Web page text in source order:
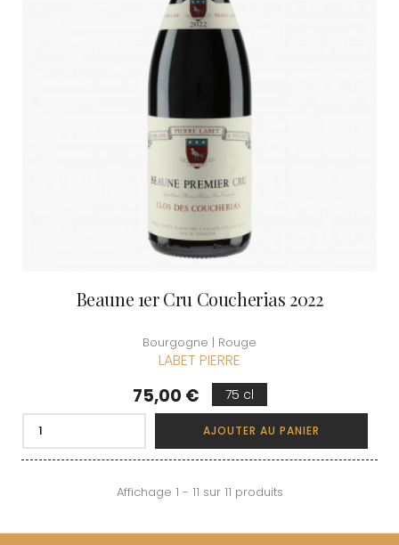
Beaune 1er Cru Coucherias 2022
Bourgogne | Rouge
LABET PIERRE
Prix
75,00 € 75 cl
AJOUTER AU PANIER
Affichage 1 - 11 sur 11 produits